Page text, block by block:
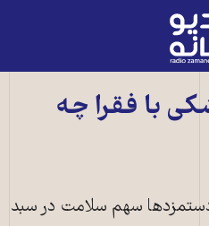
با فقرا چه
سهم سلامت در سبد